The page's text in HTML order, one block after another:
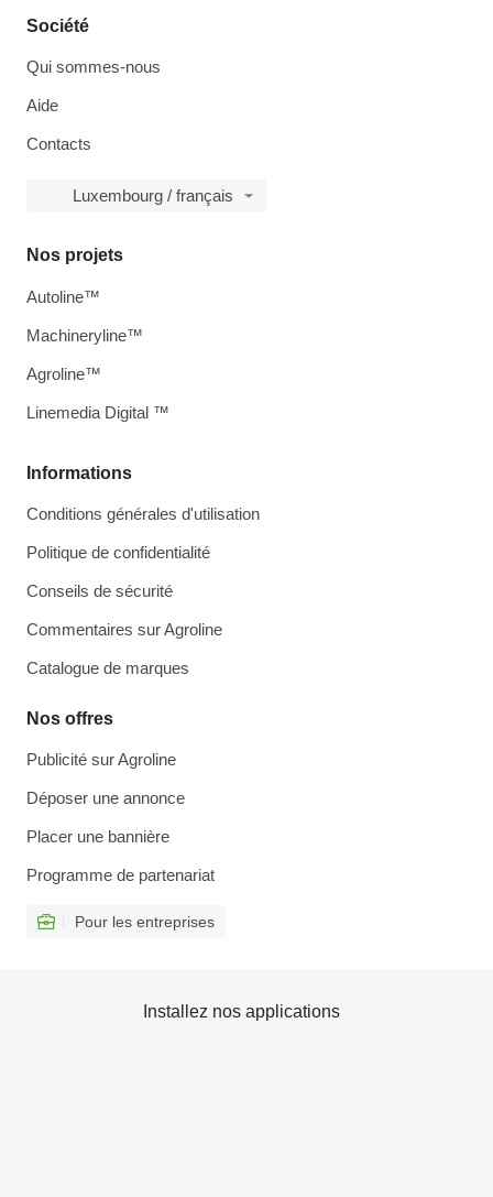
Société
Qui sommes-nous
Aide
Contacts
Luxembourg / français
Informations
Conditions générales d'utilisation
Politique de confidentialité
Conseils de sécurité
Commentaires sur Agroline
Catalogue de marques
Nos offres
Publicité sur Agroline
Déposer une annonce
Placer une bannière
Programme de partenariat
Pour les entreprises
Nos projets
Autoline™
Machineryline™
Agroline™
Linemedia Digital ™
Installez nos applications